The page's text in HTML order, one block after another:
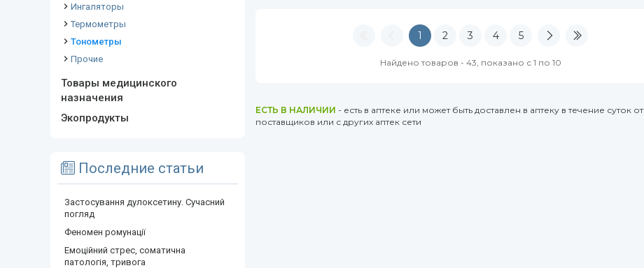
Ингаляторы
Термометры
Тонометры
Прочие
Товары медицинского
назначения
Экопродукты
Последние статьи
Застосування дулоксетину. Сучасний
погляд
Феномен ромунації
Емоційний стрес, соматична
патологія, тривога
1 2 3 4 5
Найдено товаров - 43, показано с 1 по 10
ЕСТЬ В НАЛИЧИИ - есть в аптеке или может быть доставлен в аптеку в течение суток от
поставщиков или с других аптек сети